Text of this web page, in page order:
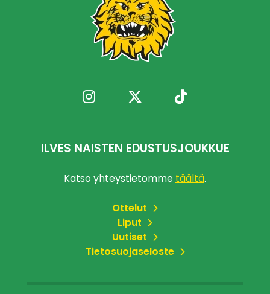
ILVES NAISTEN EDUSTUSJOUKKUE
Katso yhteystietomme täältä.
Ottelut
Liput
Uutiset
Tietosuojaseloste